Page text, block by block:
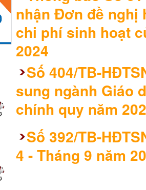
nhận Đơn đề nghị
chi phí sinh hoạt
2024
Số 404/TB-
sung ngành Giáo
chính quy năm
Số 392/TB-
4 - Tháng 9 năm